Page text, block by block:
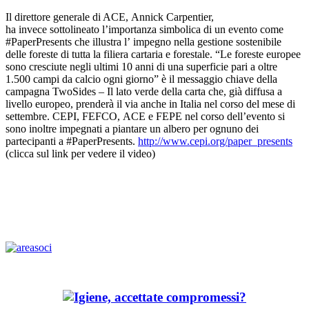
Il direttore generale di ACE, Annick Carpentier,
ha invece sottolineato l’importanza simbolica di un evento come
#PaperPresents che illustra l’ impegno nella gestione sostenibile
delle foreste di tutta la filiera cartaria e forestale. “Le foreste europee
sono cresciute negli ultimi 10 anni di una superficie pari a oltre
1.500 campi da calcio ogni giorno” è il messaggio chiave della
campagna TwoSides – Il lato verde della carta che, già diffusa a
livello europeo, prenderà il via anche in Italia nel corso del mese di
settembre. CEPI, FEFCO, ACE e FEPE nel corso dell’evento si
sono inoltre impegnati a piantare un albero per ognuno dei
partecipanti a #PaperPresents. http://www.cepi.org/paper_presents
(clicca sul link per vedere il video)